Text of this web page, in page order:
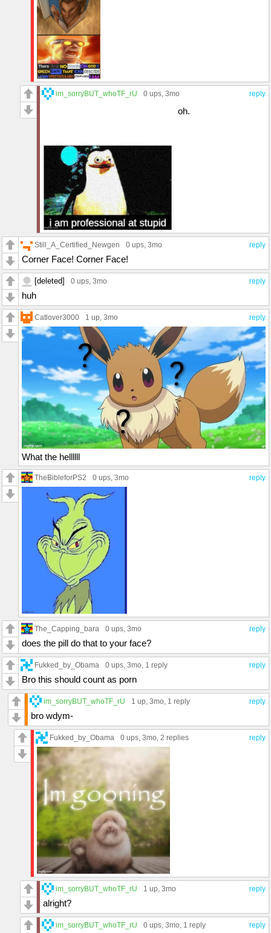
reply
im_sorryBUT_whoTF_rU 0 ups, 3mo
oh.
reply
Still_A_Certified_Newgen 0 ups, 3mo
Corner Face! Corner Face!
reply
[deleted] 0 ups, 3mo
huh
reply
Catlover3000 1 up, 3mo
What the hellllll
reply
TheBibleforPS2 0 ups, 3mo
reply
The_Capping_bara 0 ups, 3mo
does the pill do that to your face?
reply
Fukked_by_Obama 0 ups, 3mo, 1 reply
Bro this should count as porn
reply
im_sorryBUT_whoTF_rU 1 up, 3mo, 1 reply
bro wdym-
reply
Fukked_by_Obama 0 ups, 3mo, 2 replies
reply
im_sorryBUT_whoTF_rU 1 up, 3mo
alright?
reply
im_sorryBUT_whoTF_rU 0 ups, 3mo, 1 reply